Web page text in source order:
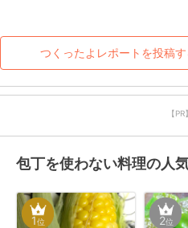
つくったよレポートを投稿す
【PR】
包丁を使わない料理の人
1位 2位